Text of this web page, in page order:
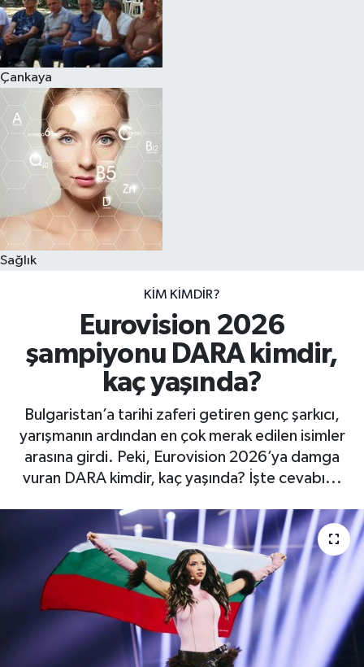
Çankaya
Sağlık
KIM KIMDIR?
Eurovision 2026
şampiyonu DARA kimdir,
kaç yaşında?
Bulgaristan’a tarihi zaferi getiren genç şarkıcı,
yarışmanın ardından en çok merak edilen isimler
arasına girdi. Peki, Eurovision 2026’ya damga
vuran DARA kimdir, kaç yaşında? İşte cevabı...